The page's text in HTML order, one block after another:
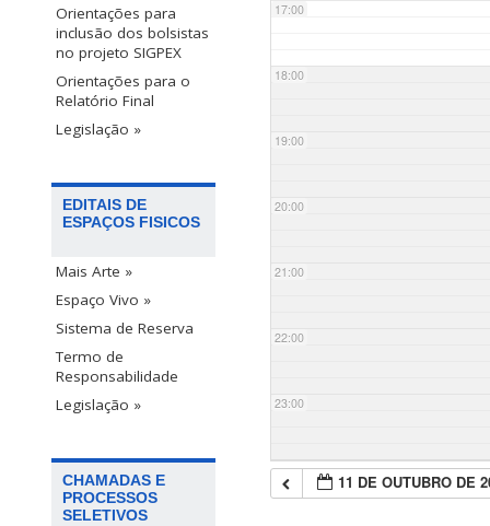
Orientações para
inclusão dos bolsistas
no projeto SIGPEX
Orientações para o
Relatório Final
Legislação »
EDITAIS DE
ESPAÇOS FISICOS
Mais Arte »
Espaço Vivo »
Sistema de Reserva
Termo de
Responsabilidade
Legislação »
CHAMADAS E
PROCESSOS
SELETIVOS
17:00
18:00
19:00
20:00
21:00
22:00
23:00
11 DE OUTUBRO DE